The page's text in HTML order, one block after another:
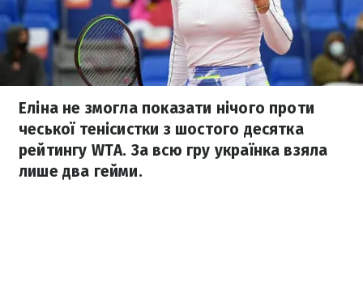
Еліна не змогла показати нічого проти
чеської тенісистки з шостого десятка
рейтингу WTA. За всю гру українка взяла
лише два гейми.